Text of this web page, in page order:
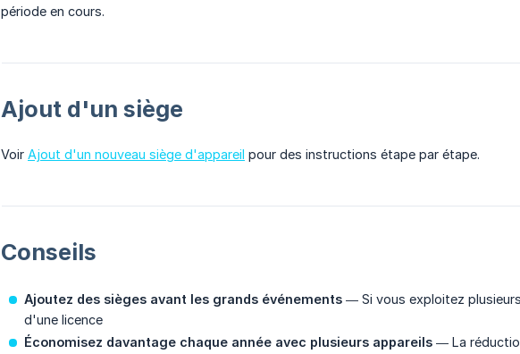
période en cours.
Ajout d'un siège
Voir Ajout d'un nouveau siège d'appareil pour des instructions étape par étape.
Conseils
Ajoutez des sièges avant les grands événements — Si vous exploitez
d'une licence
Économisez davantage chaque année avec plusieurs appareils — La